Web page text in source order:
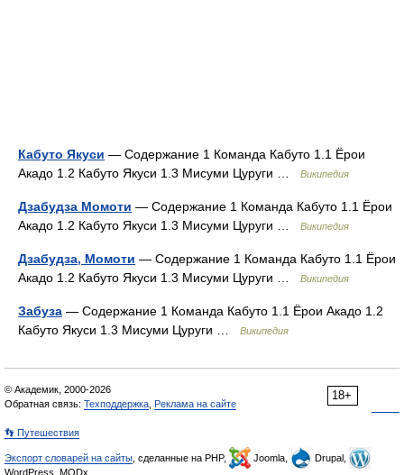
Кабуто Якуси — Содержание 1 Команда Кабуто 1.1 Ёрои
Акадо 1.2 Кабуто Якуси 1.3 Мисуми Цуруги …
Википедия
Дзабудза Момоти — Содержание 1 Команда Кабуто 1.1 Ёрои
Акадо 1.2 Кабуто Якуси 1.3 Мисуми Цуруги …
Википедия
Дзабудза, Момоти — Содержание 1 Команда Кабуто 1.1 Ёрои
Акадо 1.2 Кабуто Якуси 1.3 Мисуми Цуруги …
Википедия
Забуза — Содержание 1 Команда Кабуто 1.1 Ёрои Акадо 1.2
Кабуто Якуси 1.3 Мисуми Цуруги …
Википедия
18+
© Академик, 2000-2026
Обратная связь: Техподдержка Реклама на сайте
👣 Путешествия
Экспорт словарей на сайты , сделанные на PHP, Joomla,
Drupal,
WordPress, MODx.